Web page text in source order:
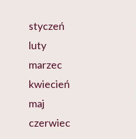
styczeń
luty
marzec
kwiecień
maj
czerwiec